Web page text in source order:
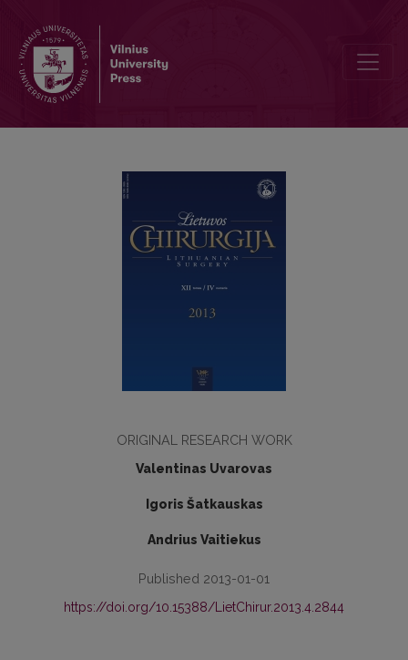
ORIGINAL RESEARCH WORK
Valentinas Uvarovas
Igoris Šatkauskas
Andrius Vaitiekus
Published 2013-01-01
https://doi.org/10.15388/LietChirur.2013.4.2844